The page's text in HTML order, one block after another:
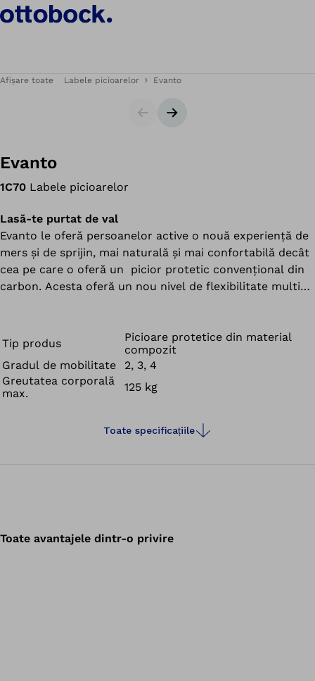
Afișare toate Labele picioarelor Evanto
CursorUrmătorul diapozitiv
Evanto
1C70 Labele picioarelor
Lasă-te purtat de val
Evanto le oferă persoanelor active o nouă experiență de
mers și de sprijin, mai naturală și mai confortabilă decât
cea pe care o oferă un picior protetic convențional din
carbon. Acesta oferă un nou nivel de flexibilitate multi-
Este mai mult decât un picior protetic. Este un
fundament.
Tip produs
Picioare protetice din material
compozit
Gradul de mobilitate
2, 3, 4
Greutatea corporală
max.
125 kg
Toate specificațiile
Toate avantajele dintr-o privire